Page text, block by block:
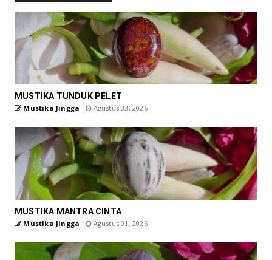
MUSTIKA TUNDUK PELET
Mustika Jingga Agustus 03, 2026
MUSTIKA MANTRA CINTA
Mustika Jingga Agustus 01, 2026